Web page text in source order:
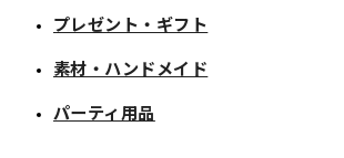
プレゼント・ギフト
素材・ハンドメイド
パーティ用品